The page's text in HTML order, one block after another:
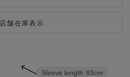
店舗在庫表示
Sleeve length 83cm